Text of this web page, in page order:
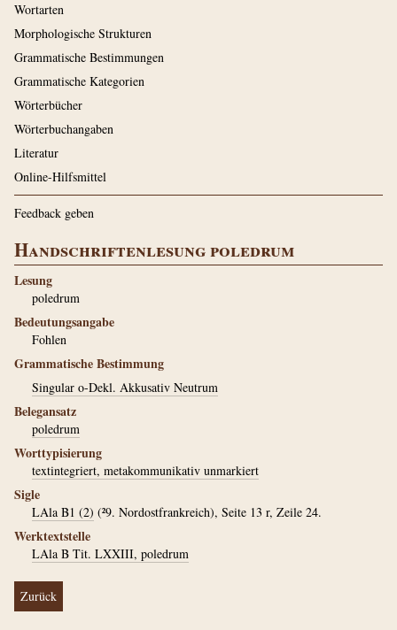
Wortarten
Morphologische Strukturen
Grammatische Bestimmungen
Grammatische Kategorien
Wörterbücher
Wörterbuchangaben
Literatur
Online-Hilfsmittel
Feedback geben
Handschriftenlesung poledrum
Lesung
poledrum
Bedeutungsangabe
Fohlen
Grammatische Bestimmung
Singular o-Dekl. Akkusativ Neutrum
Belegansatz
poledrum
Worttypisierung
textintegriert, metakommunikativ unmarkiert
Sigle
LAla B1 (2) (²9. Nordostfrankreich), Seite 13 r, Zeile 24.
Werktextstelle
LAla B Tit. LXXIII, poledrum
Zurück